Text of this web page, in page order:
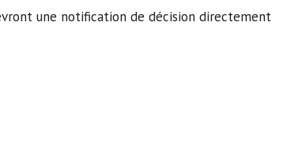
une notification de décision directement